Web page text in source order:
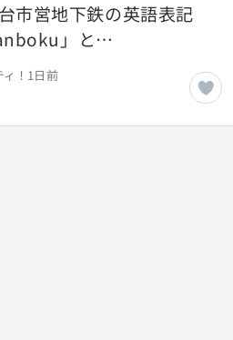
市営地下鉄の英語表記
」と
」が混在しているの
！ 1日前